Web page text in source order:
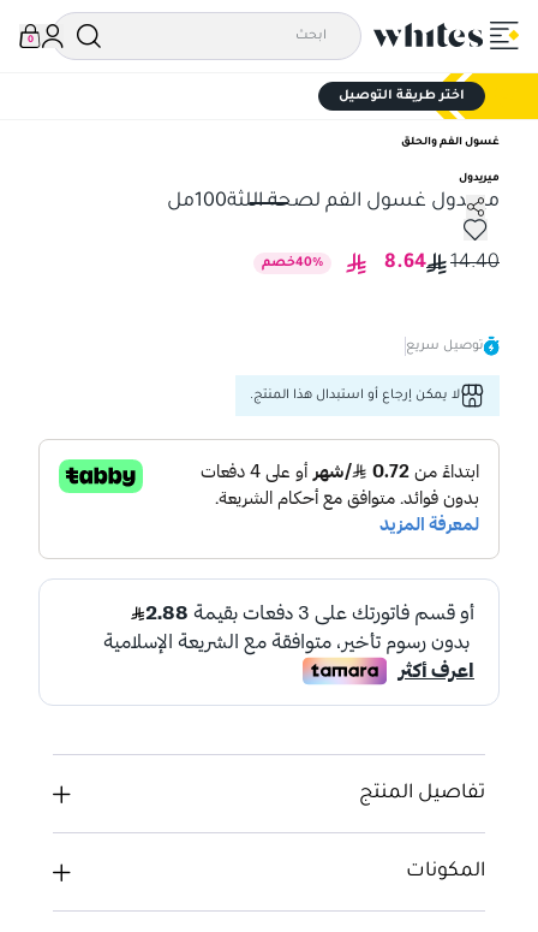
0
اختر طريقة التوصيل
غسول الفم والحلق
ميريدول
ميريدول غسول الفم لصحة اللثة100مل
ميريدول غسول الفم لصحة اللثة100مل
14.40
8.64
40% خصم
توصيل سريع
لا يمكن إرجاع أو استبدال هذا المنتج.
تفاصيل المنتج
المكونات